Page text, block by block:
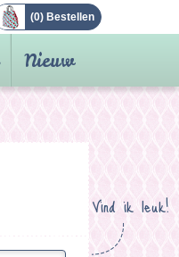
(0) Bestellen
Nieuw
Vind ik leuk!